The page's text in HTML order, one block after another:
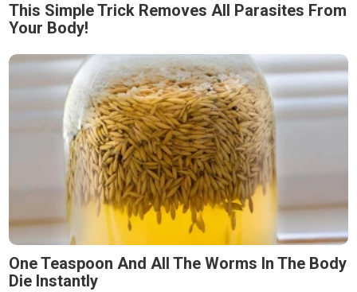
This Simple Trick Removes All Parasites From
Your Body!
One Teaspoon And All The Worms In The Body
Die Instantly